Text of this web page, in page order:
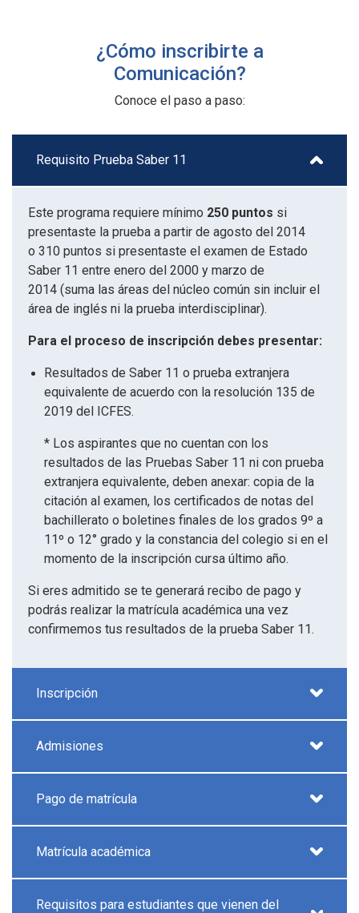
¿Cómo inscribirte a
Comunicación?
Conoce el paso a paso:
Requisito Prueba Saber 11
Este programa requiere mínimo 250 puntos si
presentaste la prueba a partir de agosto del 2014
o 310 puntos si presentaste el examen de Estado
Saber 11 entre enero del 2000 y marzo de
2014 (suma las áreas del núcleo común sin incluir el
área de inglés ni la prueba interdisciplinar).
Para el proceso de inscripción debes presentar:
Resultados de Saber 11 o prueba extranjera
equivalente de acuerdo con la resolución 135 de
2019 del ICFES.
* Los aspirantes que no cuentan con los
resultados de las Pruebas Saber 11 ni con prueba
extranjera equivalente, deben anexar: copia de la
citación al examen, los certificados de notas del
bachillerato o boletines finales de los grados 9º a
11º o 12° grado y la constancia del colegio si en el
momento de la inscripción cursa último año.
Si eres admitido se te generará recibo de pago y
podrás realizar la matrícula académica una vez
confirmemos tus resultados de la prueba Saber 11.
Inscripción
Admisiones
Pago de matrícula
Matrícula académica
Requisitos para estudiantes que vienen del